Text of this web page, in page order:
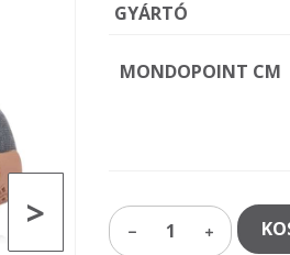
>
GYÁRTÓ
MONDOPOINT CM
1